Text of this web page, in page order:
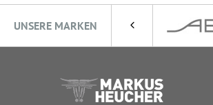
UNSERE MARKEN